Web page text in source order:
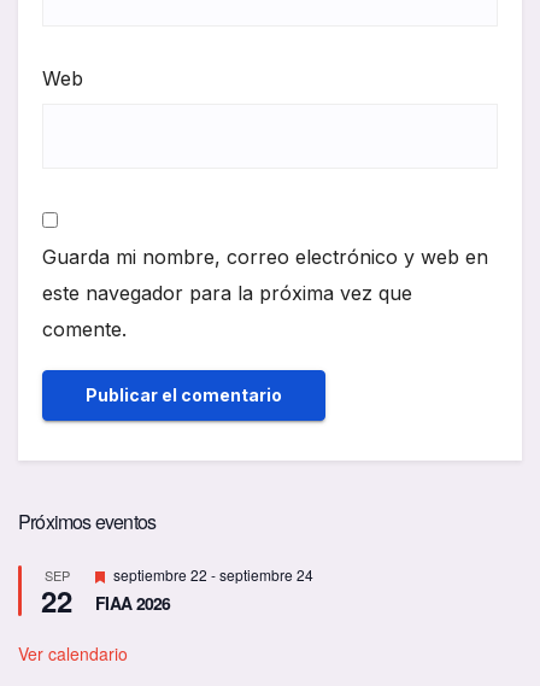
Web
Guarda mi nombre, correo electrónico y web en
este navegador para la próxima vez que
comente.
Próximos eventos
SEP
22
D
e
s
a
septiembre 22 -septiembre 24
FIAA 2026
Ver calendario